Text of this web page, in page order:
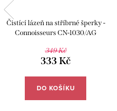
Čistící lázeň na stříbrné šperky -
Connoisseurs CN-1030/AG
349 Kč
333 Kč
DO KOŠÍKU